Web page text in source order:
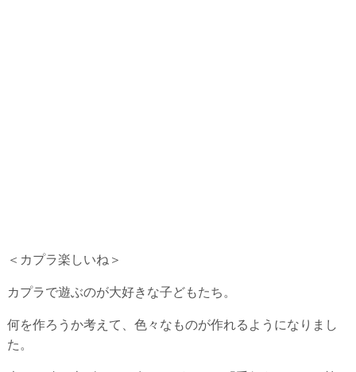
＜カプラ楽しいね＞
カプラで遊ぶのが大好きな子どもたち。
何を作ろうか考えて、色々なものが作れるようになりまし
た。